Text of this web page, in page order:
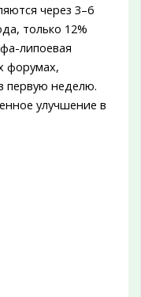
через 3–6
только 12%
липоевая
форумах,
первую неделю.
улучшение в